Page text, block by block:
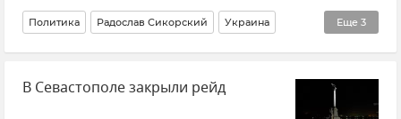
Еще 3
Политика Радослав Сикорский Украина
Новости СВО В мире Польша
В Севастополе закрыли рейд